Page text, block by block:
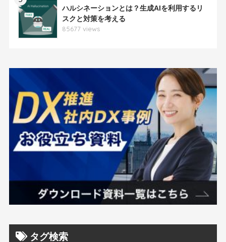
ハルシネーションとは？生成AIを利用するリ
スクと対策を考える
85677 views
タグ検索